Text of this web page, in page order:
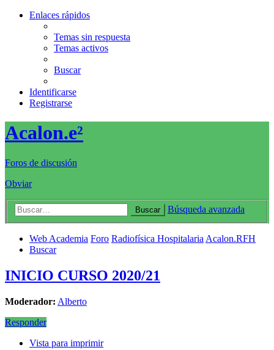
Enlaces rápidos
Temas sin respuesta
Temas activos
Buscar
Identificarse
Registrarse
Acalon.e²
Foros de discusión
Obviar
Buscar Búsqueda avanzada
Web Academia Foro Radiofísica HospitalariaAcalon.RFH
Buscar
INICIO CURSO 2020/21
Moderador: Alberto
Responder
Vista para imprimir